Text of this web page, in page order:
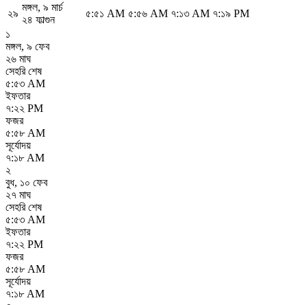
২৯
মঙ্গল, ৯ মার্চ
২৪ ফাল্গুন
৫:৫১ AM ৫:৫৬ AM ৭:১৩ AM ৭:১৯ PM
১
মঙ্গল, ৯ ফেব
২৬ মাঘ
সেহরি শেষ
৫:৫৩ AM
ইফতার
৭:২২ PM
ফজর
৫:৫৮ AM
সূর্যোদয়
৭:১৮ AM
২
বুধ, ১০ ফেব
২৭ মাঘ
সেহরি শেষ
৫:৫৩ AM
ইফতার
৭:২২ PM
ফজর
৫:৫৮ AM
সূর্যোদয়
৭:১৮ AM